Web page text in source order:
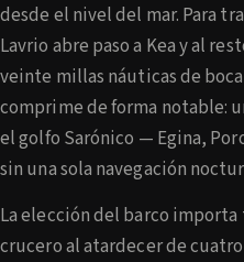
desde el nivel del mar. Para
Lavrio abre paso a Kea y al
veinte millas náuticas de
comprime de forma notable:
el golfo Sarónico — Egina,
sin una sola navegación
La elección del barco
crucero al atardecer de